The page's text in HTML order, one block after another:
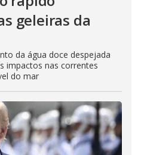
geleiras da
da água doce despejada
impactos nas correntes
do mar